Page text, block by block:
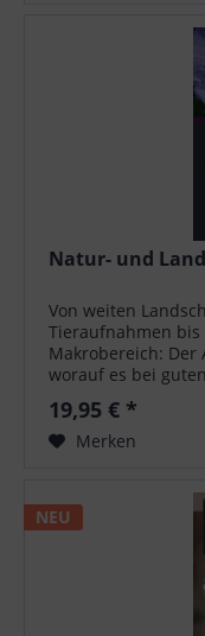
Natur- und
Von weiten
Tieraufnahmen
Makrobereich:
worauf es bei
ankommt. Ein
19,95 € *
Merken
NEU